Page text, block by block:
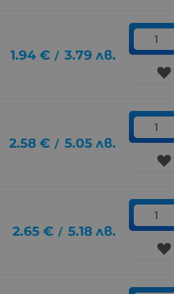
1.94 € / 3.79 лв.
2.58 € / 5.05 лв.
2.65 € / 5.18 лв.